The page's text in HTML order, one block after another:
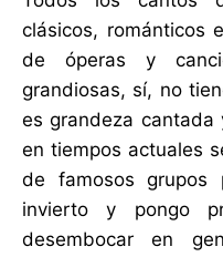
clásicos,
de óperas y
grandiosas, sí, no
es grandeza
en tiempos actuales
de famosos
invierto y pongo
desembocar en